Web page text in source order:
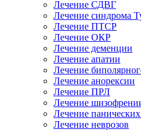
Лечение СДВГ
Лечение синдрома
Лечение ПТСР
Лечение ОКР
Лечение деменции
Лечение апатии
Лечение
Лечение анорексии
Лечение ПРЛ
Лечение
Лечение панических
Лечение неврозов